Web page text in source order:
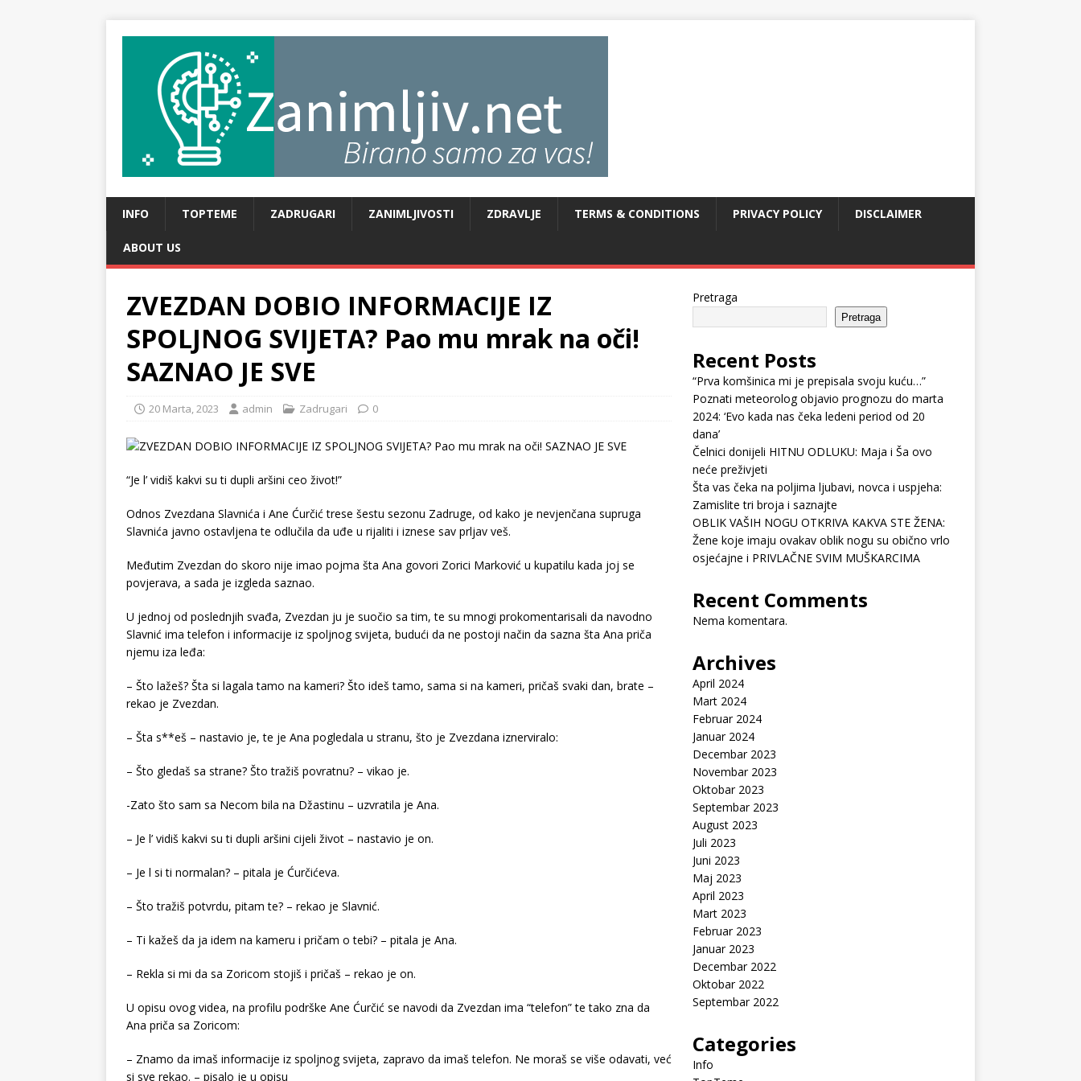
INFO TOPTEME ZADRUGARI ZANIMLJIVOSTI ZDRAVLJE TERMS & CONDITIONS PRIVACY POLICY DISCLAIMER
ABOUT US
ZVEZDAN DOBIO INFORMACIJE IZ
SPOLJNOG SVIJETA? Pao mu mrak na oči!
SAZNAO JE SVE
20 Marta, 2023 admin Zadrugari 0
“Je l’ vidiš kakvi su ti dupli aršini ceo život!”
Odnos Zvezdana Slavnića i Ane Ćurčić trese šestu sezonu Zadruge, od kako je nevjenčana supruga
Slavnića javno ostavljena te odlučila da uđe u rijaliti i iznese sav prljav veš.
Međutim Zvezdan do skoro nije imao pojma šta Ana govori Zorici Marković u kupatilu kada joj se
povjerava, a sada je izgleda saznao.
U jednoj od poslednjih svađa, Zvezdan ju je suočio sa tim, te su mnogi prokomentarisali da navodno
Slavnić ima telefon i informacije iz spoljnog svijeta, budući da ne postoji način da sazna šta Ana priča
njemu iza leđa:
– Što lažeš? Šta si lagala tamo na kameri? Što ideš tamo, sama si na kameri, pričaš svaki dan, brate –
rekao je Zvezdan.
– Šta s**eš – nastavio je, te je Ana pogledala u stranu, što je Zvezdana iznerviralo:
– Što gledaš sa strane? Što tražiš povratnu? – vikao je.
-Zato što sam sa Necom bila na Džastinu – uzvratila je Ana.
– Je l’ vidiš kakvi su ti dupli aršini cijeli život – nastavio je on.
– Je l si ti normalan? – pitala je Ćurčićeva.
– Što tražiš potvrdu, pitam te? – rekao je Slavnić.
– Ti kažeš da ja idem na kameru i pričam o tebi? – pitala je Ana.
– Rekla si mi da sa Zoricom stojiš i pričaš – rekao je on.
U opisu ovog videa, na profilu podrške Ane Ćurčić se navodi da Zvezdan ima “telefon” te tako zna da
Ana priča sa Zoricom:
– Znamo da imaš informacije iz spoljnog svijeta, zapravo da imaš telefon. Ne moraš se više odavati, već
si sve rekao. – pisalo je u opisu
Pretraga
Pretraga
Recent Posts
“Prva komšinica mi je prepisala svoju kuću…”
Poznati meteorolog objavio prognozu do marta
2024: ‘Evo kada nas čeka ledeni period od 20
dana’
Čelnici donijeli HITNU ODLUKU: Maja i Ša ovo
neće preživjeti
Šta vas čeka na poljima ljubavi, novca i uspjeha:
Zamislite tri broja i saznajte
OBLIK VAŠIH NOGU OTKRIVA KAKVA STE ŽENA:
Žene koje imaju ovakav oblik nogu su obično vrlo
osjećajne i PRIVLAČNE SVIM MUŠKARCIMA
Recent Comments
Nema komentara.
Archives
April 2024
Mart 2024
Februar 2024
Januar 2024
Decembar 2023
Novembar 2023
Oktobar 2023
Septembar 2023
August 2023
Juli 2023
Juni 2023
Maj 2023
April 2023
Mart 2023
Februar 2023
Januar 2023
Decembar 2022
Oktobar 2022
Septembar 2022
Categories
Info